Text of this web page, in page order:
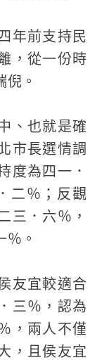
年前支持民
，從一份時
。
、也就是確
市長選情調
度為四一．
二％；反觀
三．六％，
。
友宜較適合
三％，認為
，兩人不僅
，且侯友宜